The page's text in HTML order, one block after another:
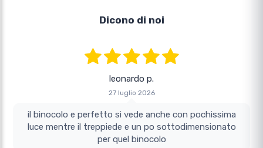
Dicono di noi
leonardo p.
27 luglio 2026
il binocolo e perfetto si vede anche con pochissima
luce mentre il treppiede e un po sottodimensionato
per quel binocolo